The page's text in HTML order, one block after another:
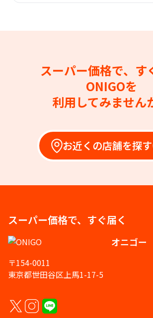
スーパー価格で、す
ONIGOを
利用してみません
お近くの店舗を探す
スーパー価格で、すぐ届く
オニゴー
〒154-0011
東京都世田谷区上馬1-17-5